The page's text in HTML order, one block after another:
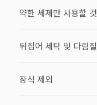
약한 세제만 사용할 것
뒤집어 세탁 및 다림질
장식 제외